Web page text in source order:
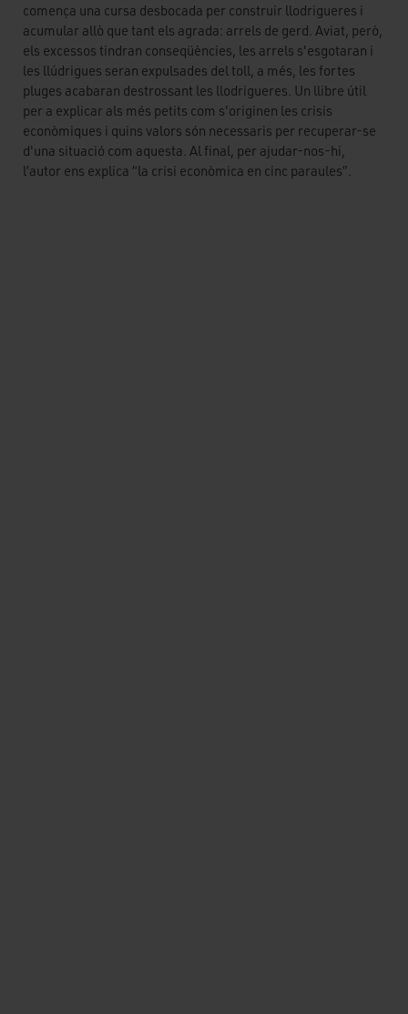
comença una cursa desbocada per construir llodrigueres i
acumular allò que tant els agrada: arrels de gerd. Aviat, però,
els excessos tindran conseqüències, les arrels s'esgotaran i
les llúdrigues seran expulsades del toll, a més, les fortes
pluges acabaran destrossant les llodrigueres. Un llibre útil
per a explicar als més petits com s'originen les crisis
econòmiques i quins valors són necessaris per recuperar-se
d'una situació com aquesta. Al final, per ajudar-nos-hi,
l’autor ens explica “la crisi econòmica en cinc paraules”.